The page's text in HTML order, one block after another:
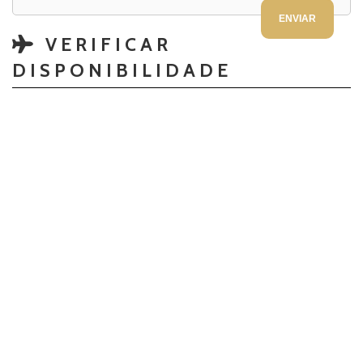
VERIFICAR
DISPONIBILIDADE